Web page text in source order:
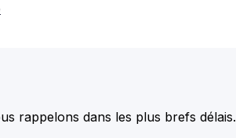
rappelons dans les plus brefs délais.